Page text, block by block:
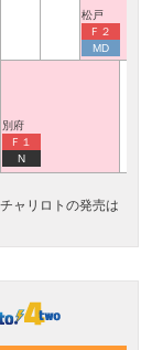
松戸
Ｆ２
MD
別府
Ｆ１
N
ャリロトの発売は